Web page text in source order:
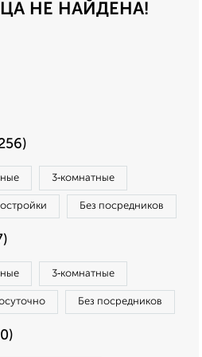
НЕ НАЙДЕНА!
3‑комнатные
Без посредников
3‑комнатные
Без посредников